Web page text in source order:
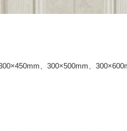
、300×500mm、